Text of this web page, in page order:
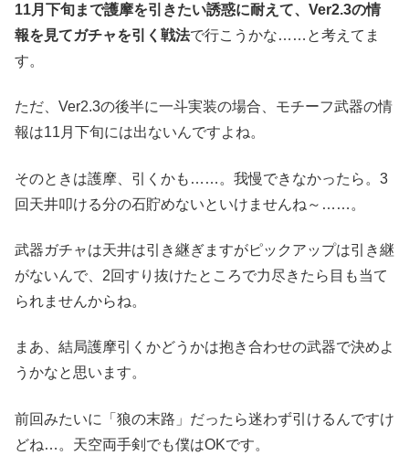
11月下旬まで護摩を引きたい誘惑に耐えて、Ver2.3の情
報を見てガチャを引く戦法で行こうかな……と考えてま
す。
ただ、Ver2.3の後半に一斗実装の場合、モチーフ武器の情
報は11月下旬には出ないんですよね。
そのときは護摩、引くかも……。我慢できなかったら。3
回天井叩ける分の石貯めないといけませんね～……。
武器ガチャは天井は引き継ぎますがピックアップは引き継
がないんで、2回すり抜けたところで力尽きたら目も当て
られませんからね。
まあ、結局護摩引くかどうかは抱き合わせの武器で決めよ
うかなと思います。
前回みたいに「狼の末路」だったら迷わず引けるんですけ
どね…。天空両手剣でも僕はOKです。